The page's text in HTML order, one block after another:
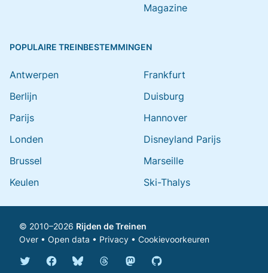
Magazine
POPULAIRE TREINBESTEMMINGEN
Antwerpen
Berlijn
Parijs
Londen
Brussel
Keulen
Frankfurt
Duisburg
Hannover
Disneyland Parijs
Marseille
Ski-Thalys
© 2010–2026 Rijden de Treinen
Over • Open data • Privacy • Cookievoorkeuren